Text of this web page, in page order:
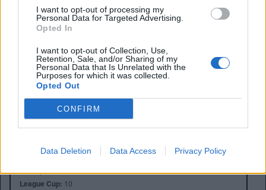
I want to opt-out of processing my
Personal Data for Targeted Advertising.
Opted In
I want to opt-out of Collection, Use,
Retention, Sale, and/or Sharing of my
Personal Data that Is Unrelated with the
Purposes for which it was collected.
Opted Out
CONFIRM
Data Deletion Data Access Privacy Policy
Anno di Fondazione:1892
Stadio:Anfield (45.276)
Città:Liverpool
Presidente:Tom Werner
Premier League:19
FA Cup:
League Cup: 10